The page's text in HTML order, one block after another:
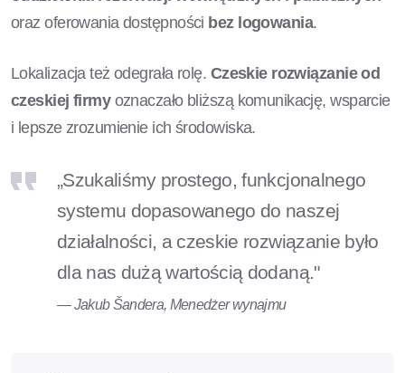
oraz oferowania dostępności bez logowania.
Lokalizacja też odegrała rolę. Czeskie rozwiązanie od
czeskiej firmyoznaczało bliższą komunikację, wsparcie
i lepsze zrozumienie ich środowiska.
„Szukaliśmy prostego, funkcjonalnego
systemu dopasowanego do naszej
działalności, a czeskie rozwiązanie było
dla nas dużą wartością dodaną."
— Jakub Šandera, Menedżer wynajmu